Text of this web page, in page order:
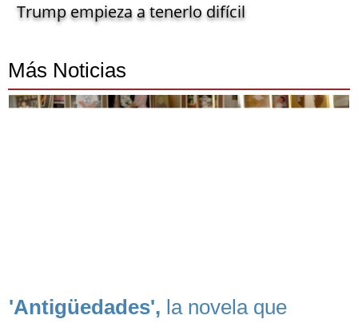
Trump empieza a tenerlo difícil
Más Noticias
'Antigüedades', la novela que